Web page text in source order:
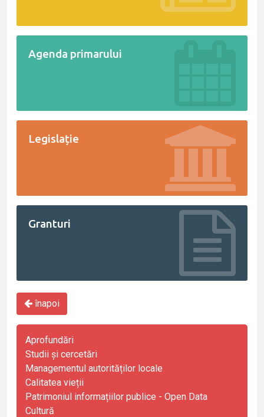
Agenda primarului
Legislație
Granturi
înapoi
Aprofundări
Studii și cercetări
Managementul autorităților locale
Calitatea vieții
Patrimoniul informațiilor publice - Open Data
Cultură